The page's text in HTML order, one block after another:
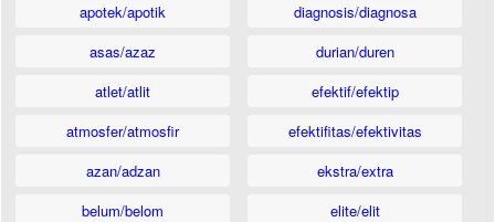
apotek/apotik
asas/azaz
atlet/atlit
atmosfer/atmosfir
azan/adzan
belum/belom
diagnosis/diagnosa
durian/duren
efektif/efektip
efektifitas/efektivitas
ekstra/extra
elite/elit